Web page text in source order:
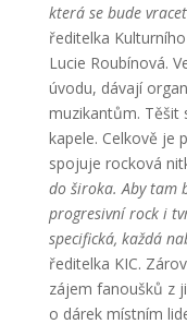
která se bude
ředitelka
Lucie Roubínová.
úvodu, dávají
muzikantům. Těšit
kapele. Celkově je
spojuje rocková
do široka. Aby tam
progresivní rock i
specifická, každá
ředitelka KIC.
zájem fanoušků z
o dárek místním